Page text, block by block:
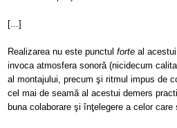
[...]
Realizarea nu este punctul forte al
invoca atmosfera sonoră (nicidecum
al montajului, precum şi ritmul impus de
cel mai de seamă al acestui demers
buna colaborare şi înţelegere a celor